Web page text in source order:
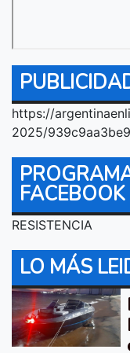
https://
2025/
FACEBOOK
RESISTENCIA
LO MÁS